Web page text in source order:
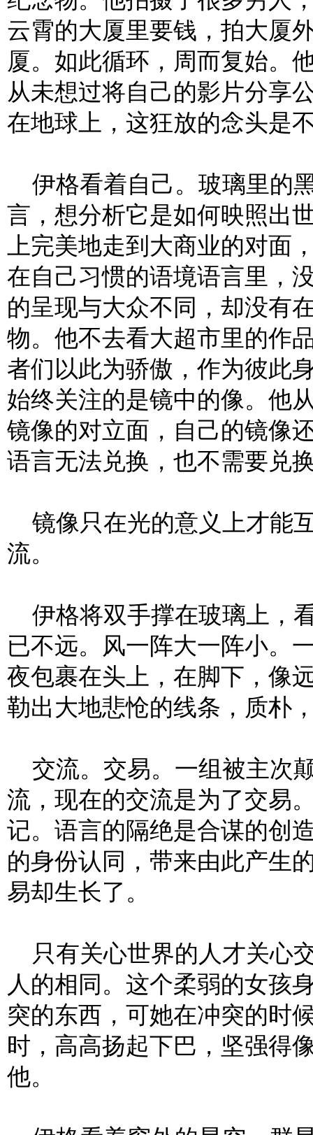
云霄的大厦里要钱，拍大厦
厦。如此循环，周而复始。
从未想过将自己的影片分享
在地球上，这狂放的念头是
伊格看着自己。玻璃里的
言，想分析它是如何映照出
上完美地走到大商业的对面
在自己习惯的语境语言里，
的呈现与大众不同，却没有
物。他不去看大超市里的作
者们以此为骄傲，作为彼此
始终关注的是镜中的像。他
镜像的对立面，自己的镜像
语言无法兑换，也不需要兑
镜像只在光的意义上才能
流。
伊格将双手撑在玻璃上，
已不远。风一阵大一阵小。
夜包裹在头上，在脚下，像
勒出大地悲怆的线条，质朴
交流。交易。一组被主次
流，现在的交流是为了交易
记。语言的隔绝是合谋的创
的身份认同，带来由此产生
易却生长了。
只有关心世界的人才关心
人的相同。这个柔弱的女孩
突的东西，可她在冲突的时
时，高高扬起下巴，坚强得
他。